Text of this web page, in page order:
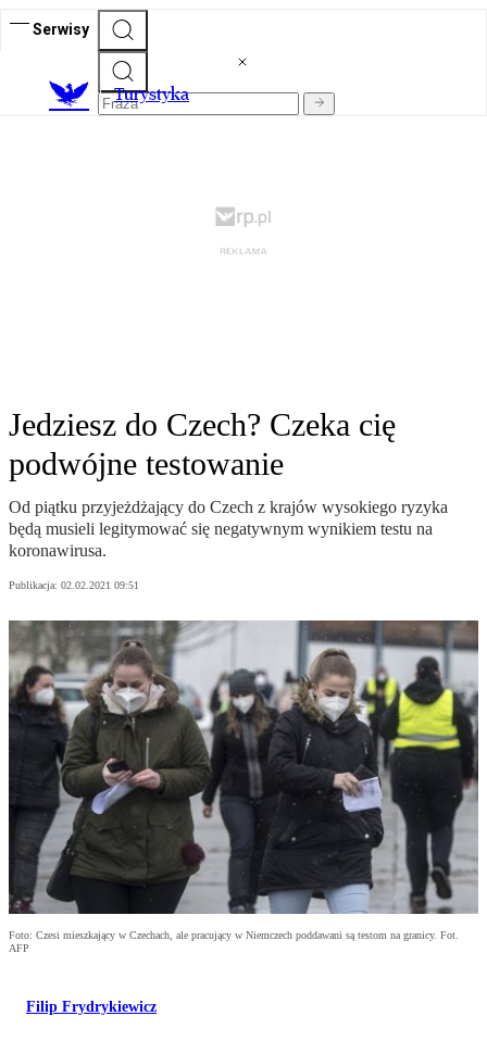
Serwisy
Turystyka
Jedziesz do Czech? Czeka cię
podwójne testowanie
Od piątku przyjeżdżający do Czech z krajów wysokiego ryzyka
będą musieli legitymować się negatywnym wynikiem testu na
koronawirusa.
Publikacja: 02.02.2021 09:51
Foto: Czesi mieszkający w Czechach, ale pracujący w Niemczech poddawani są testom na granicy. Fot.
AFP
Filip Frydrykiewicz